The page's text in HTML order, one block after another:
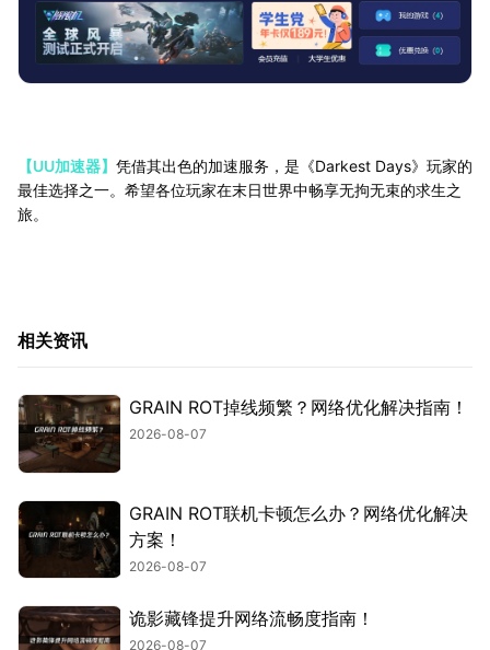
【UU加速器】 凭借其出色的加速服务，是《Darkest Days》玩家的
最佳选择之一。希望各位玩家在末日世界中畅享无拘无束的求生之
旅。
相关资讯
GRAIN ROT掉线频繁？网络优化解决指南！
2026-08-07
GRAIN ROT联机卡顿怎么办？网络优化解决
方案！
2026-08-07
诡影藏锋提升网络流畅度指南！
2026-08-07